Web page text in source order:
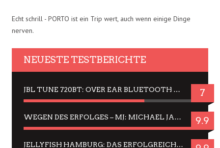
Echt schrill - PORTO ist ein Trip wert, auch wenn einige Dinge
nerven.
NEUESTE TESTBERICHTE
JBL TUNE 720BT: OVER EAR BLUETOOTH KOPFHÖRER UM DIE 50,-€ IM DAUER-TEST 7
WEGEN DES ERFOLGES – MJ: MICHAEL JACKSON MUSICAL IN EINER MATINEE SEHEN 9.9
JELLYFISH HAMBURG: DAS ERFOLGREICHE SOMMER-MENÜ 2025 IN GEFÜHLEN UND BILDERN